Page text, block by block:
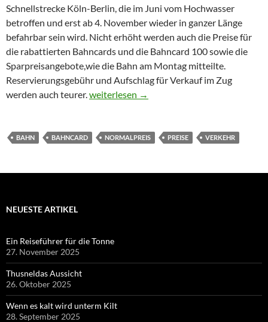
Schnellstrecke Köln-Berlin, die im Juni vom Hochwasser
betroffen und erst ab 4. November wieder in ganzer Länge
befahrbar sein wird. Nicht erhöht werden auch die Preise für
die rabattierten Bahncards und die Bahncard 100 sowie die
Sparpreisangebote,wie die Bahn am Montag mitteilte.
Reservierungsgebühr und Aufschlag für Verkauf im Zug
werden auch teurer. Bahn erhöht Fahrpreise teilweise um mehr
weiterlesen →
BAHN BAHNCARD NORMALPREIS PREISE VERKEHR
NEUESTE ARTIKEL
Ein Reiseführer für die Tonne
27. November 2025
Thusneldas Aussicht
26. Oktober 2025
Wenn es kalt wird unterm Kilt
28. September 2025